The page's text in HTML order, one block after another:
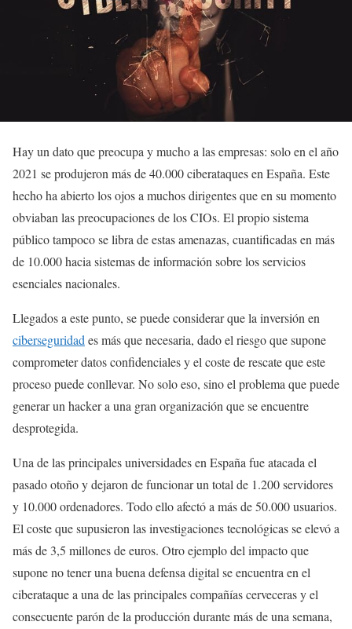
Hay un dato que preocupa y mucho a las empresas: solo en el año
2021 se produjeron más de 40.000 ciberataques en España. Este
hecho ha abierto los ojos a muchos dirigentes que en su momento
obviaban las preocupaciones de los CIOs. El propio sistema
público tampoco se libra de estas amenazas, cuantificadas en más
de 10.000 hacia sistemas de información sobre los servicios
esenciales nacionales.
Llegados a este punto, se puede considerar que la inversión en
ciberseguridades más que necesaria, dado el riesgo que supone
comprometer datos confidenciales y el coste de rescate que este
proceso puede conllevar. No solo eso, sino el problema que puede
generar un hacker a una gran organización que se encuentre
desprotegida.
Una de las principales universidades en España fue atacada el
pasado otoño y dejaron de funcionar un total de 1.200 servidores
y 10.000 ordenadores. Todo ello afectó a más de 50.000 usuarios.
El coste que supusieron las investigaciones tecnológicas se elevó a
más de 3,5 millones de euros. Otro ejemplo del impacto que
supone no tener una buena defensa digital se encuentra en el
ciberataque a una de las principales compañías cerveceras y el
consecuente parón de la producción durante más de una semana,